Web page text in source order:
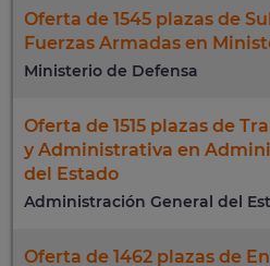
Oferta de 1545 plazas de
Fuerzas Armadas en
Ministerio de Defensa
Oferta de 1515 plazas de
y Administrativa en
del Estado
Administración General del
Oferta de 1462 plazas de